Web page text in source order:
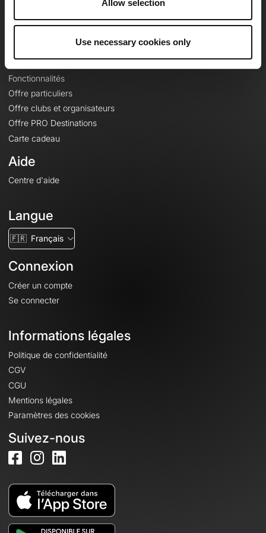
Allow selection
Use necessary cookies only
Le Mag'
Fonds de cartes topographiques
Fonctionnalités
Offre particuliers
Offre clubs et organisateurs
Offre PRO Destinations
Carte cadeau
Aide
Centre d'aide
Langue
🇫🇷 Français
Connexion
Créer un compte
Se connecter
Informations légales
Politique de confidentialité
CGV
CGU
Mentions légales
Paramètres des cookies
Suivez-nous